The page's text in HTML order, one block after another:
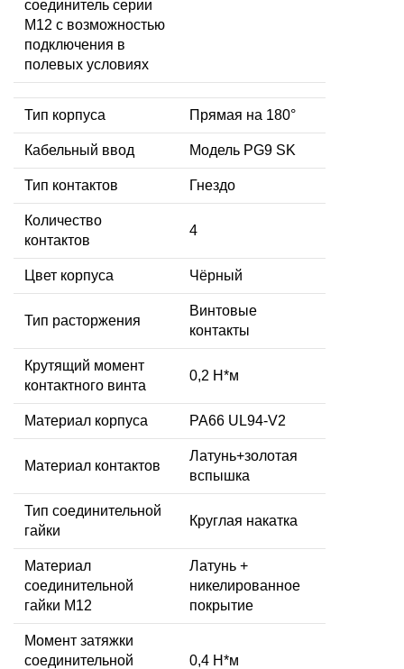
соединитель серии
M12 с возможностью
подключения в
полевых условиях
Тип корпуса Прямая на 180°
Кабельный ввод Модель PG9 SK
Тип контактов Гнездо
Количество
контактов
4
Цвет корпуса Чёрный
Тип расторжения
Винтовые
контакты
Крутящий момент
контактного винта
0,2 Н*м
Материал корпуса PA66 UL94-V2
Материал контактов
Латунь+золотая
вспышка
Тип соединительной
гайки
Круглая накатка
Материал
соединительной
гайки M12
Латунь +
никелированное
покрытие
Момент затяжки
соединительной
0,4 Н*м